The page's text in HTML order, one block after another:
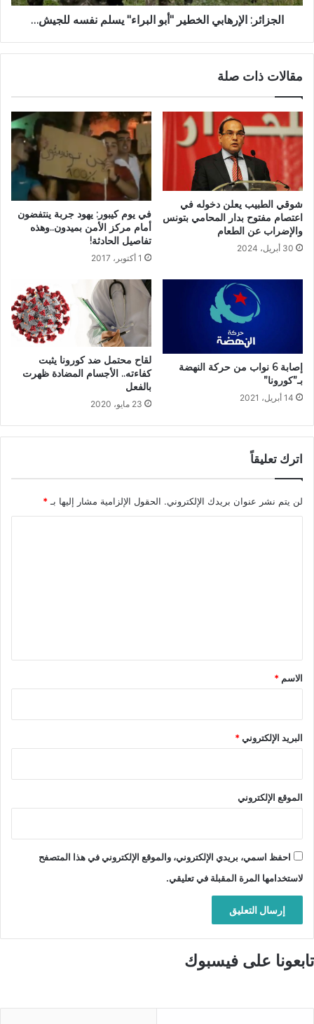
الجزائر: الإرهابي الخطير "أبو البراء" يسلم نفسه للجيش…
مقالات ذات صلة
شوقي الطبيب يعلن دخوله في
اعتصام مفتوح بدار المحامي بتونس
والإضراب عن الطعام
30 أبريل، 2024
في يوم كيبور: يهود جربة ينتفضون
أمام مركز الأمن بميدون..وهذه
تفاصيل الحادثة!
1 أكتوبر، 2017
إصابة 6 نواب من حركة النهضة
بـ”كورونا”
14 أبريل، 2021
لقاح محتمل ضد كورونا يثبت
كفاءته.. الأجسام المضادة ظهرت
بالفعل
23 مايو، 2020
اترك تعليقاً
لن يتم نشر عنوان بريدك الإلكتروني. الحقول الإلزامية مشار إليها بـ*
*
الاسم *
البريد الإلكتروني*
الموقع الإلكتروني
احفظ اسمي، بريدي الإلكتروني، والموقع الإلكتروني في هذا المتصفح
لاستخدامها المرة المقبلة في تعليقي.
تابعونا على فيسبوك